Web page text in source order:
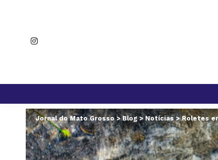
Jornal do Mato Grosso>Blog>Notícias>Roletes